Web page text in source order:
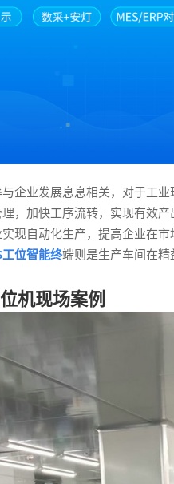
企业发展息息相关，对于工
，加快工序流转，实现有效
现自动化生产，提高企业在
工位智能终端则是生产车间在
机现场案例